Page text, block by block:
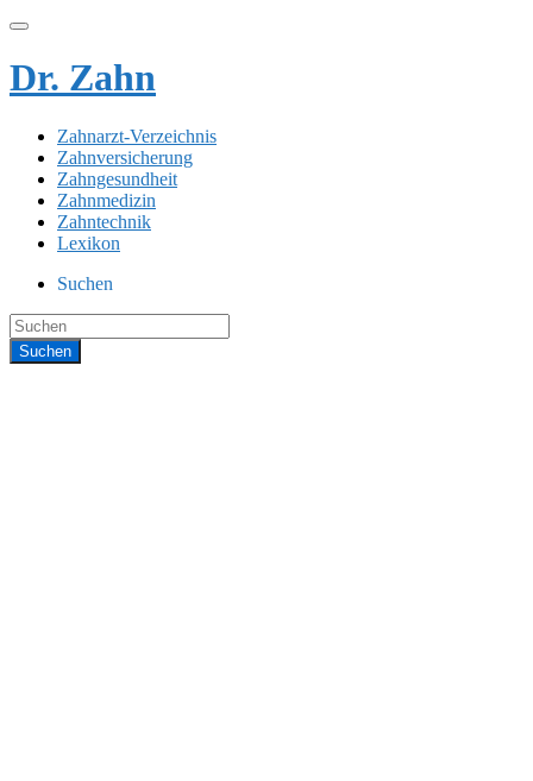
Dr. Zahn
Zahnarzt-Verzeichnis
Zahnversicherung
Zahngesundheit
Zahnmedizin
Zahntechnik
Lexikon
Suchen